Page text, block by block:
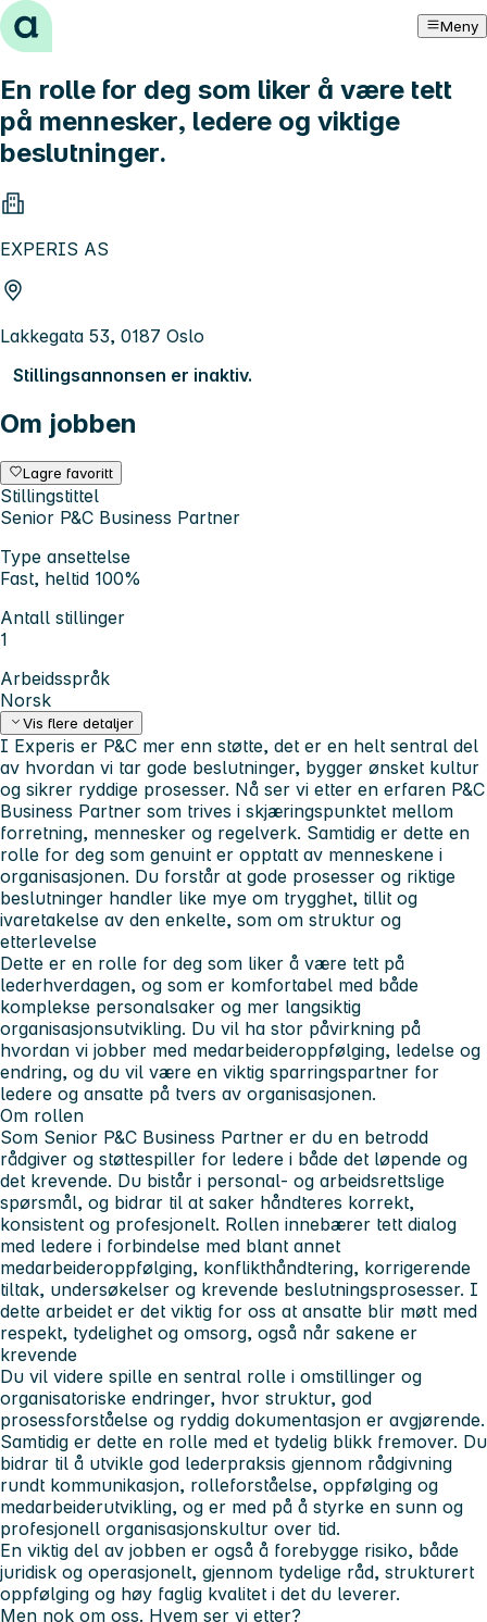
Hopp til innhold Meny
En rolle for deg som liker å være tett
på mennesker, ledere og viktige
beslutninger.
EXPERIS AS
Lakkegata 53, 0187 Oslo
Stillingsannonsen er inaktiv.
Om jobben
Lagre favoritt
Stillingstittel
Senior P&C Business Partner
Type ansettelse
Fast, heltid 100%
Antall stillinger
1
Arbeidsspråk
Norsk
Vis flere detaljer
I Experis er P&C mer enn støtte, det er en helt sentral del
av hvordan vi tar gode beslutninger, bygger ønsket kultur
og sikrer ryddige prosesser. Nå ser vi etter en erfaren P&C
Business Partner som trives i skjæringspunktet mellom
forretning, mennesker og regelverk. Samtidig er dette en
rolle for deg som genuint er opptatt av menneskene i
organisasjonen. Du forstår at gode prosesser og riktige
beslutninger handler like mye om trygghet, tillit og
ivaretakelse av den enkelte, som om struktur og
etterlevelse
Dette er en rolle for deg som liker å være tett på
lederhverdagen, og som er komfortabel med både
komplekse personalsaker og mer langsiktig
organisasjonsutvikling. Du vil ha stor påvirkning på
hvordan vi jobber med medarbeideroppfølging, ledelse og
endring, og du vil være en viktig sparringspartner for
ledere og ansatte på tvers av organisasjonen.
Om rollen
Som Senior P&C Business Partner er du en betrodd
rådgiver og støttespiller for ledere i både det løpende og
det krevende. Du bistår i personal‑ og arbeidsrettslige
spørsmål, og bidrar til at saker håndteres korrekt,
konsistent og profesjonelt. Rollen innebærer tett dialog
med ledere i forbindelse med blant annet
medarbeideroppfølging, konflikthåndtering, korrigerende
tiltak, undersøkelser og krevende beslutningsprosesser. I
dette arbeidet er det viktig for oss at ansatte blir møtt med
respekt, tydelighet og omsorg, også når sakene er
krevende
Du vil videre spille en sentral rolle i omstillinger og
organisatoriske endringer, hvor struktur, god
prosessforståelse og ryddig dokumentasjon er avgjørende.
Samtidig er dette en rolle med et tydelig blikk fremover. Du
bidrar til å utvikle god lederpraksis gjennom rådgivning
rundt kommunikasjon, rolleforståelse, oppfølging og
medarbeiderutvikling, og er med på å styrke en sunn og
profesjonell organisasjonskultur over tid.
En viktig del av jobben er også å forebygge risiko, både
juridisk og operasjonelt, gjennom tydelige råd, strukturert
oppfølging og høy faglig kvalitet i det du leverer.
Men nok om oss. Hvem ser vi etter?